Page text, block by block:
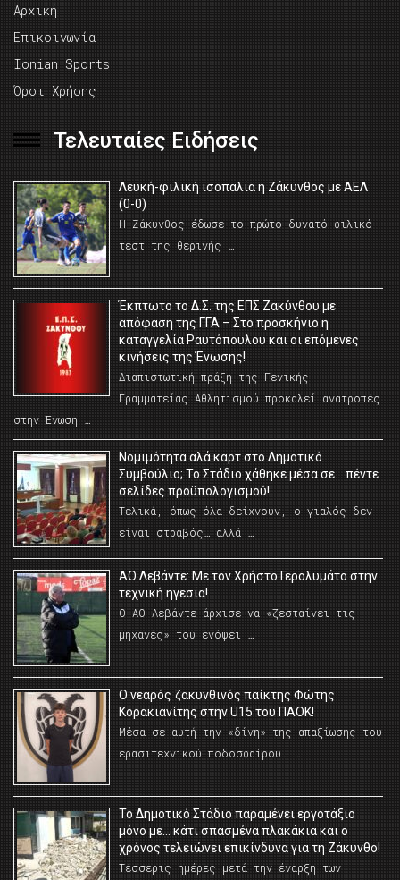
Αρχική
Επικοινωνία
Ionian Sports
Όροι Χρήσης
Τελευταίες Ειδήσεις
Λευκή-φιλική ισοπαλία η Ζάκυνθος με ΑΕΛ
(0-0)
Η Ζάκυνθος έδωσε το πρώτο δυνατό φιλικό
τεστ της θερινής …
Έκπτωτο το Δ.Σ. της ΕΠΣ Ζακύνθου με
απόφαση της ΓΓΑ – Στο προσκήνιο η
καταγγελία Ραυτόπουλου και οι επόμενες
κινήσεις της Ένωσης!
Διαπιστωτική πράξη της Γενικής
Γραμματείας Αθλητισμού προκαλεί ανατροπές
στην Ένωση …
Νομιμότητα αλά καρτ στο Δημοτικό
Συμβούλιο; Το Στάδιο χάθηκε μέσα σε… πέντε
σελίδες προϋπολογισμού!
Τελικά, όπως όλα δείχνουν, ο γιαλός δεν
είναι στραβός… αλλά …
ΑΟ Λεβάντε: Με τον Χρήστο Γερολυμάτο στην
τεχνική ηγεσία!
Ο ΑΟ Λεβάντε άρχισε να «ζεσταίνει τις
μηχανές» του ενόψει …
O νεαρός ζακυνθινός παίκτης Φώτης
Κορακιανίτης στην U15 του ΠΑΟΚ!
Μέσα σε αυτή την «δίνη» της απαξίωσης του
ερασιτεχνικού ποδοσφαίρου. …
Το Δημοτικό Στάδιο παραμένει εργοτάξιο
μόνο με… κάτι σπασμένα πλακάκια και ο
χρόνος τελειώνει επικίνδυνα για τη Ζάκυνθο!
Τέσσερις ημέρες μετά την έναρξη των